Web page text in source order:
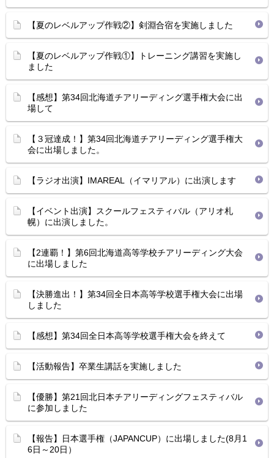
【夏のレベルアップ作戦②】剣淵合宿を実施しました
【夏のレベルアップ作戦①】トレーニング講習を実施し
ました
【感想】第34回北海道チアリーディング選手権大会に出
場して
【３冠達成！】第34回北海道チアリーディング選手権大
会に出場しました。
【ラジオ出演】IMAREAL（イマリアル）に出演します
【イベント出演】スクールフェスティバル（アリオ札
幌）に出演しました。
【2連覇！】第6回北海道高等学校チアリーディング大会
に出場しました
【決勝進出！】第34回全日本高等学校選手権大会に出場
しました
【感想】第34回全日本高等学校選手権大会を終えて
【活動報告】卒業生講話を実施しました
【優勝】第21回北日本チアリーディングフェスティバル
に参加しました
【報告】日本選手権（JAPANCUP）に出場しました(8月1
6日～20日）